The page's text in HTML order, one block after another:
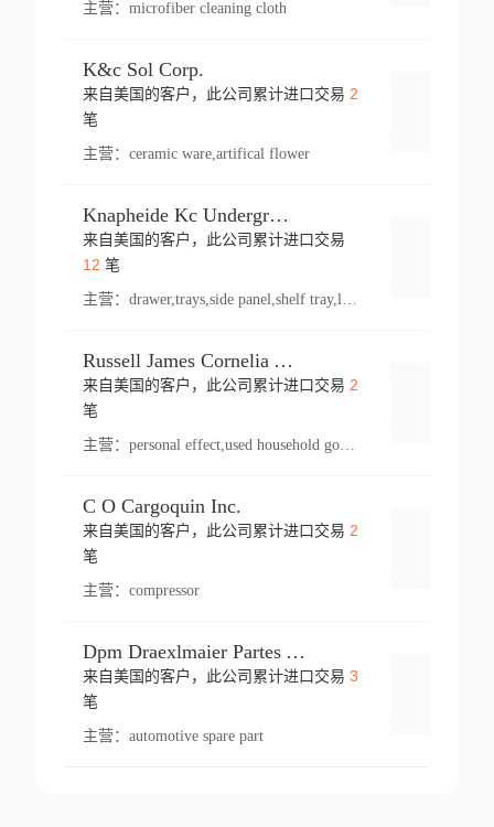
主营： microfiber cleaning cloth
K&c Sol Corp.
来自美国的客户，此公司累计进口交易 2
笔
主营： ceramic ware,artifical flower
Knapheide Kc Underground
来自美国的客户，此公司累计进口交易
12 笔
主营：
Russell James Cornelia Arlington Va
来自美国的客户，此公司累计进口交易 2
笔
主营： personal effect,used household goods
C O Cargoquin Inc.
来自美国的客户，此公司累计进口交易 2
笔
主营： compressor
Dpm Draexlmaier Partes Automotrices Corr Ind Huejotzingo
来自美国的客户，此公司累计进口交易 3
笔
主营： automotive spare part